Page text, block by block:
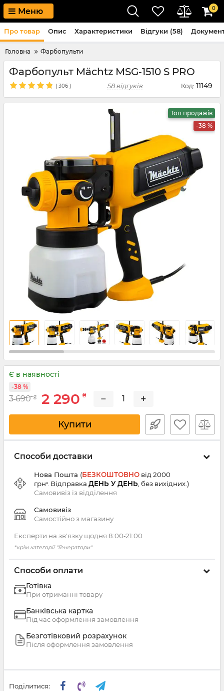
Меню 0
Головна Фарбопульти
Фарбопульт Mächtz MSG‑1510 S PRO
( 306 ) 58 відгуків Код: 11149
Топ продажів
-38 %
Є в наявності
3 690 ₴ 2 290 ₴
-38 %
− +
Купити
Способи доставки
Нова Пошта (БЕЗКОШТОВНО від 2000
грн*. Відправка ДЕНЬ У ДЕНЬ , без вихідних.)
Самовивіз із відділення
Самовивіз
Самостійно з магазину
Експерти на зв'язку щодня 8:00‑21:00
*крім категорії "Генератори"
Способи оплати
Готівка
При отриманні товару
Банківська картка
Під час оформлення замовлення
Безготівковий розрахунок
Після оформлення замовлення
Поділитися:
Про товар Опис Характеристики Відгуки (58)